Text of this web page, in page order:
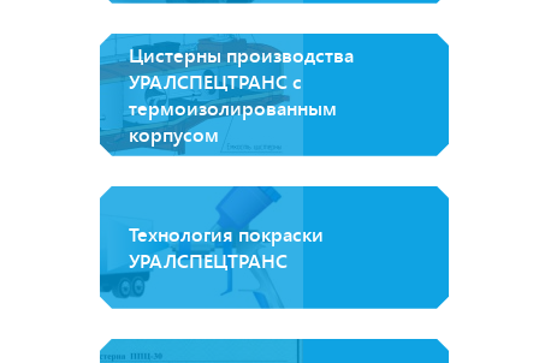
Цистерны производства
УРАЛСПЕЦТРАНС с
термоизолированным
корпусом
Технология покраски
УРАЛСПЕЦТРАНС